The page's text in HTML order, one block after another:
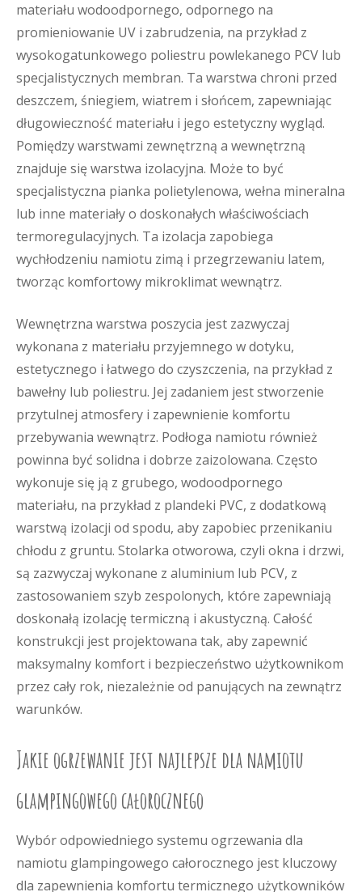
materiału wodoodpornego, odpornego na
promieniowanie UV i zabrudzenia, na przykład z
wysokogatunkowego poliestru powlekanego PCV lub
specjalistycznych membran. Ta warstwa chroni przed
deszczem, śniegiem, wiatrem i słońcem, zapewniając
długowieczność materiału i jego estetyczny wygląd.
Pomiędzy warstwami zewnętrzną a wewnętrzną
znajduje się warstwa izolacyjna. Może to być
specjalistyczna pianka polietylenowa, wełna mineralna
lub inne materiały o doskonałych właściwościach
termoregulacyjnych. Ta izolacja zapobiega
wychłodzeniu namiotu zimą i przegrzewaniu latem,
tworząc komfortowy mikroklimat wewnątrz.
Wewnętrzna warstwa poszycia jest zazwyczaj
wykonana z materiału przyjemnego w dotyku,
estetycznego i łatwego do czyszczenia, na przykład z
bawełny lub poliestru. Jej zadaniem jest stworzenie
przytulnej atmosfery i zapewnienie komfortu
przebywania wewnątrz. Podłoga namiotu również
powinna być solidna i dobrze zaizolowana. Często
wykonuje się ją z grubego, wodoodpornego
materiału, na przykład z plandeki PVC, z dodatkową
warstwą izolacji od spodu, aby zapobiec przenikaniu
chłodu z gruntu. Stolarka otworowa, czyli okna i drzwi,
są zazwyczaj wykonane z aluminium lub PCV, z
zastosowaniem szyb zespolonych, które zapewniają
doskonałą izolację termiczną i akustyczną. Całość
konstrukcji jest projektowana tak, aby zapewnić
maksymalny komfort i bezpieczeństwo użytkownikom
przez cały rok, niezależnie od panujących na zewnątrz
warunków.
Jakie ogrzewanie jest najlepsze dla namiotu
glampingowego całorocznego
Wybór odpowiedniego systemu ogrzewania dla
namiotu glampingowego całorocznego jest kluczowy
dla zapewnienia komfortu termicznego użytkowników